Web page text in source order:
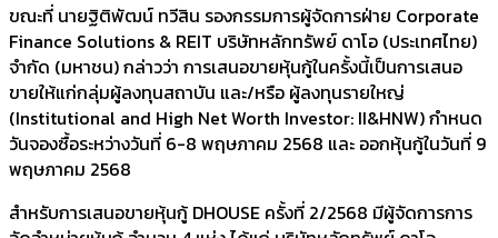
ขณะที่ นายฐิติพัฒน์ ทวีสิน รองกรรมการผู้จัดการฝ่าย Corporate
Finance Solutions & REIT บริษัทหลักทรัพย์ ดาโอ (ประเทศไทย)
จำกัด (มหาชน) กล่าวว่า การเสนอขายหุ้นกู้ในครั้งนี้เป็นการเสนอ
ขายให้แก่กลุ่มผู้ลงทุนสถาบัน และ/หรือ ผู้ลงทุนรายใหญ่
(Institutional and High Net Worth Investor: II&HNW) กำหนด
วันจองซื้อระหว่างวันที่ 6-8 พฤษภาคม 2568 และ ออกหุ้นกู้ในวันที่ 9
พฤษภาคม 2568
สำหรับการเสนอขายหุ้นกู้ DHOUSE ครั้งที่ 2/2568 มีผู้จัดการการ